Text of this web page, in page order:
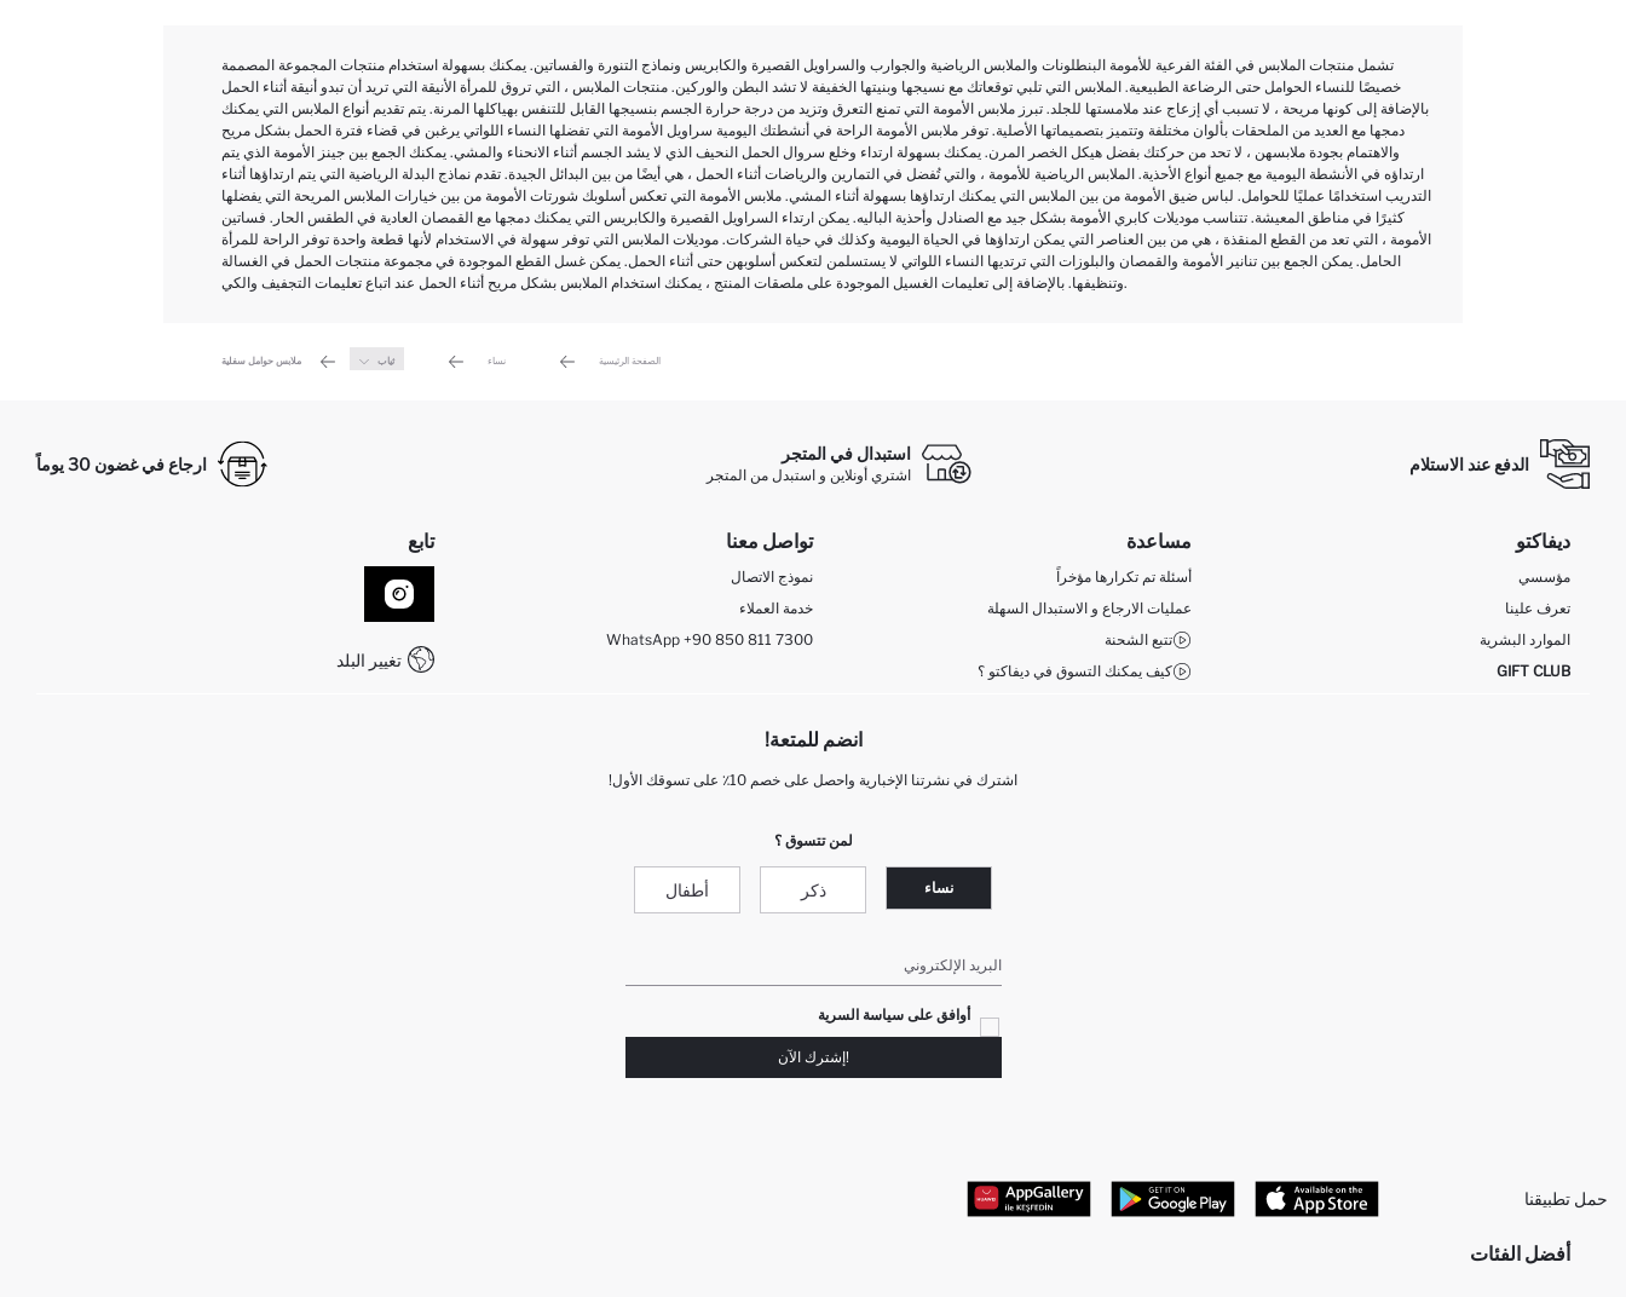
تشمل منتجات الملابس في الفئة الفرعية للأمومة البنطلونات والملابس الرياضية والجوارب والسراويل القصيرة والكابريس ونماذج التنورة والفساتين. يمكنك بسهولة استخدام منتجات المجموعة المصممة
خصيصًا للنساء الحوامل حتى الرضاعة الطبيعية. الملابس التي تلبي توقعاتك مع نسيجها وبنيتها الخفيفة لا تشد البطن والوركين. منتجات الملابس ، التي تروق للمرأة الأنيقة التي تريد أن تبدو أنيقة أثناء الحمل
بالإضافة إلى كونها مريحة ، لا تسبب أي إزعاج عند ملامستها للجلد. تبرز ملابس الأمومة التي تمنع التعرق وتزيد من درجة حرارة الجسم بنسيجها القابل للتنفس بهياكلها المرنة. يتم تقديم أنواع الملابس التي يمكنك
دمجها مع العديد من الملحقات بألوان مختلفة وتتميز بتصميماتها الأصلية. توفر ملابس الأمومة الراحة في أنشطتك اليومية سراويل الأمومة التي تفضلها النساء اللواتي يرغبن في قضاء فترة الحمل بشكل مريح
والاهتمام بجودة ملابسهن ، لا تحد من حركتك بفضل هيكل الخصر المرن. يمكنك بسهولة ارتداء وخلع سروال الحمل النحيف الذي لا يشد الجسم أثناء الانحناء والمشي. يمكنك الجمع بين جينز الأمومة الذي يتم
ارتداؤه في الأنشطة اليومية مع جميع أنواع الأحذية. الملابس الرياضية للأمومة ، والتي تُفضل في التمارين والرياضات أثناء الحمل ، هي أيضًا من بين البدائل الجيدة. تقدم نماذج البدلة الرياضية التي يتم ارتداؤها أثناء
التدريب استخدامًا عمليًا للحوامل. لباس ضيق الأمومة من بين الملابس التي يمكنك ارتداؤها بسهولة أثناء المشي. ملابس الأمومة التي تعكس أسلوبك شورتات الأمومة من بين خيارات الملابس المريحة التي يفضلها
كثيرًا في مناطق المعيشة. تتناسب موديلات كابري الأمومة بشكل جيد مع الصنادل وأحذية الباليه. يمكن ارتداء السراويل القصيرة والكابريس التي يمكنك دمجها مع القمصان العادية في الطقس الحار. فساتين
الأمومة ، التي تعد من القطع المنقذة ، هي من بين العناصر التي يمكن ارتداؤها في الحياة اليومية وكذلك في حياة الشركات. موديلات الملابس التي توفر سهولة في الاستخدام لأنها قطعة واحدة توفر الراحة للمرأة
الحامل. يمكن الجمع بين تنانير الأمومة والقمصان والبلوزات التي ترتديها النساء اللواتي لا يستسلمن لتعكس أسلوبهن حتى أثناء الحمل. يمكن غسل القطع الموجودة في مجموعة منتجات الحمل في الغسالة
وتنظيفها. بالإضافة إلى تعليمات الغسيل الموجودة على ملصقات المنتج ، يمكنك استخدام الملابس بشكل مريح أثناء الحمل عند اتباع تعليمات التجفيف والكي.
الصفحة الرئيسية نساء ثياب ملابس حوامل سفلية
الدفع عند الاستلام
استبدال في المتجر
اشتري أونلاين و استبدل من المتجر
ارجاع في غضون 30 يوماً
ديفاكتو
مؤسسي
تعرف علينا
الموارد البشرية
GIFT CLUB
مساعدة
أسئلة تم تكرارها مؤخراً
عمليات الارجاع و الاستبدال السهلة
تتبع الشحنة
كيف يمكنك التسوق في ديفاكتو ؟
تواصل معنا
نموذج الاتصال
خدمة العملاء
WhatsApp +90 850 811 7300
تابع
تغيير البلد
انضم للمتعة!
اشترك في نشرتنا الإخبارية واحصل على خصم 10٪ على تسوقك الأول!
لمن تتسوق ؟
نساء ذكر أطفال
البريد الإلكتروني
أوافق على سياسة السرية
!إشترك الآن
حمل تطبيقنا
أفضل الفئات